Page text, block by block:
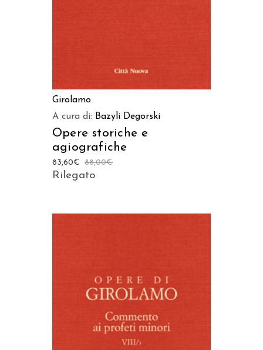
Girolamo
A cura di: Bazyli Degorski
Opere storiche e
agiografiche
88,00€
83,60€
Rilegato
AGGIUNGI AL CARRELLO